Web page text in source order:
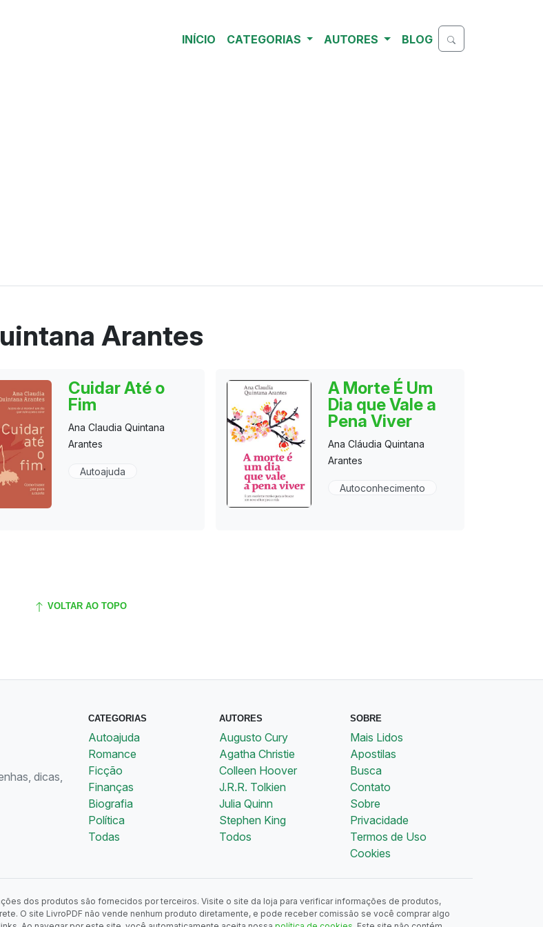
INÍCIO CATEGORIAS AUTORES BLOG
Arantes
Cuidar Até o
Fim
Ana Claudia Quintana
Arantes
Autoajuda
A Morte É Um
Dia que Vale a
Pena Viver
Ana Cláudia Quintana
Arantes
Autoconhecimento
VOLTAR AO TOPO
dicas,
CATEGORIAS
Autoajuda
Romance
Ficção
Finanças
Biografia
Política
Todas
AUTORES
Augusto Cury
Agatha Christie
Colleen Hoover
J.R.R. Tolkien
Julia Quinn
Stephen King
Todos
SOBRE
Mais Lidos
Apostilas
Busca
Contato
Sobre
Privacidade
Termos de Uso
Cookies
dos produtos são fornecidos por terceiros. Visite o site da loja para verificar informações de produtos,
O site LivroPDF não vende nenhum produto diretamente, e pode receber comissão se você comprar algo